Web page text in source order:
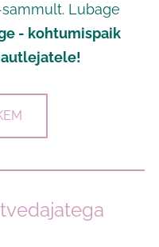
Lubage
- kohtumispaik